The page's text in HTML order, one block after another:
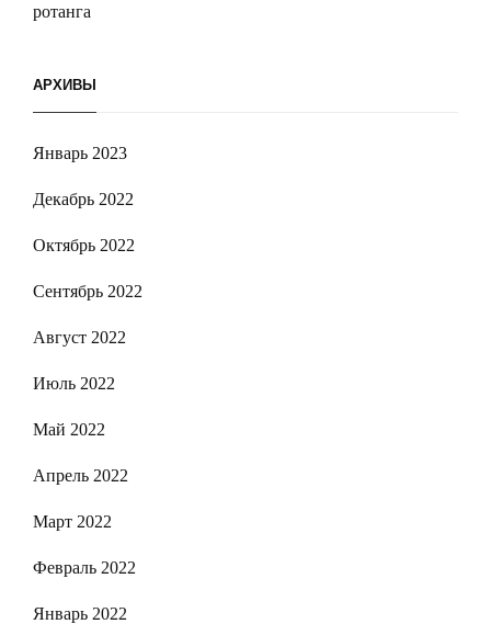
ротанга
АРХИВЫ
Январь 2023
Декабрь 2022
Октябрь 2022
Сентябрь 2022
Август 2022
Июль 2022
Май 2022
Апрель 2022
Март 2022
Февраль 2022
Январь 2022